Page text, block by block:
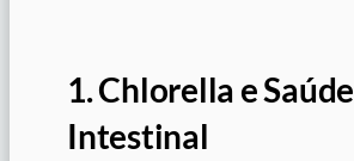
1. Chlorella e Saúde
Intestinal